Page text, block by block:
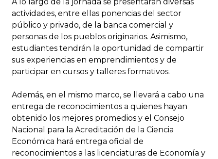
actividades, entre ellas ponencias del sector
público y privado, de la banca comercial y
personas de los pueblos originarios. Asimismo,
estudiantes tendrán la oportunidad de compartir
sus experiencias en emprendimientos y de
participar en cursos y talleres formativos.
Además, en el mismo marco, se llevará a cabo una
entrega de reconocimientos a quienes hayan
obtenido los mejores promedios y el Consejo
Nacional para la Acreditación de la Ciencia
Económica hará entrega oficial de
reconocimientos a las licenciaturas de Economía y